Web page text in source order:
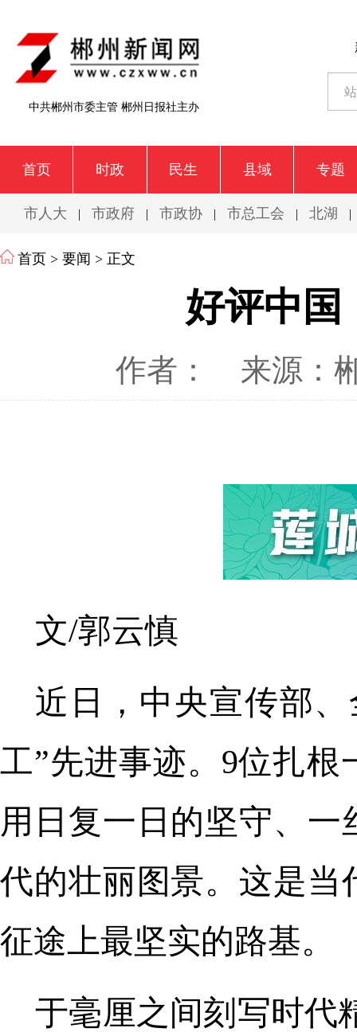
中共郴州市委主管 郴州日报社主办
首页 时政 民生 县域 专题
市人大 | 市政府 | 市政协 | 市总工会 | 北湖 |
首页 > 要闻 > 正文
好评中国
作者： 来源：
文/郭云慎
近日，中央宣传部
工”先进事迹。9位扎
用日复一日的坚守、
代的壮丽图景。这是当
征途上最坚实的路基。
于毫厘之间刻写时代